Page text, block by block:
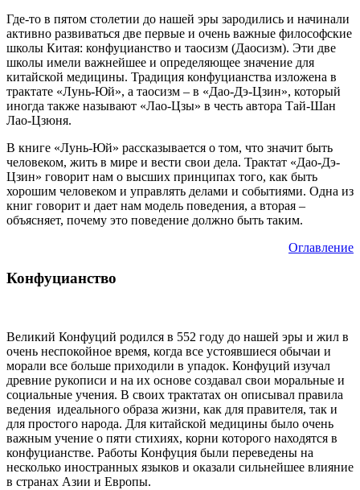
Где-то в пятом столетии до нашей эры зародились и начинали
активно развиваться две первые и очень важные философские
школы Китая: конфуцианство и таосизм (Даосизм). Эти две
школы имели важнейшее и определяющее значение для
китайской медицины. Традиция конфуцианства изложена в
трактате «Лунь-Юй», а таосизм – в «Дао-Дэ-Цзин», который
иногда также называют «Лао-Цзы» в честь автора Тай-Шан
Лао-Цзюня.
В книге «Лунь-Юй» рассказывается о том, что значит быть
человеком, жить в мире и вести свои дела. Трактат «Дао-Дэ-
Цзин» говорит нам о высших принципах того, как быть
хорошим человеком и управлять делами и событиями. Одна из
книг говорит и дает нам модель поведения, а вторая –
объясняет, почему это поведение должно быть таким.
Оглавление
Конфуцианство
Великий Конфуций родился в 552 году до нашей эры и жил в
очень неспокойное время, когда все устоявшиеся обычаи и
морали все больше приходили в упадок. Конфуций изучал
древние рукописи и на их основе создавал свои моральные и
социальные учения. В своих трактатах он описывал правила
ведения идеального образа жизни, как для правителя, так и
для простого народа. Для китайской медицины было очень
важным учение о пяти стихиях, корни которого находятся в
конфуцианстве. Работы Конфуция были переведены на
несколько иностранных языков и оказали сильнейшее влияние
в странах Азии и Европы.